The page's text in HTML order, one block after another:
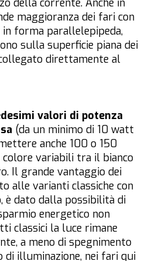
della corrente. Anche in
maggioranza dei fari con
forma parallelepipeda,
sulla superficie piana dei
direttamente al
valori di potenza
(da un minimo di 10 watt
anche 100 o 150
variabili tra il bianco
Il grande vantaggio dei
alle varianti classiche con
è dato dalla possibilità di
energetico non
classici la luce rimane
a meno di spegnimento
di illuminazione, nei fari qui